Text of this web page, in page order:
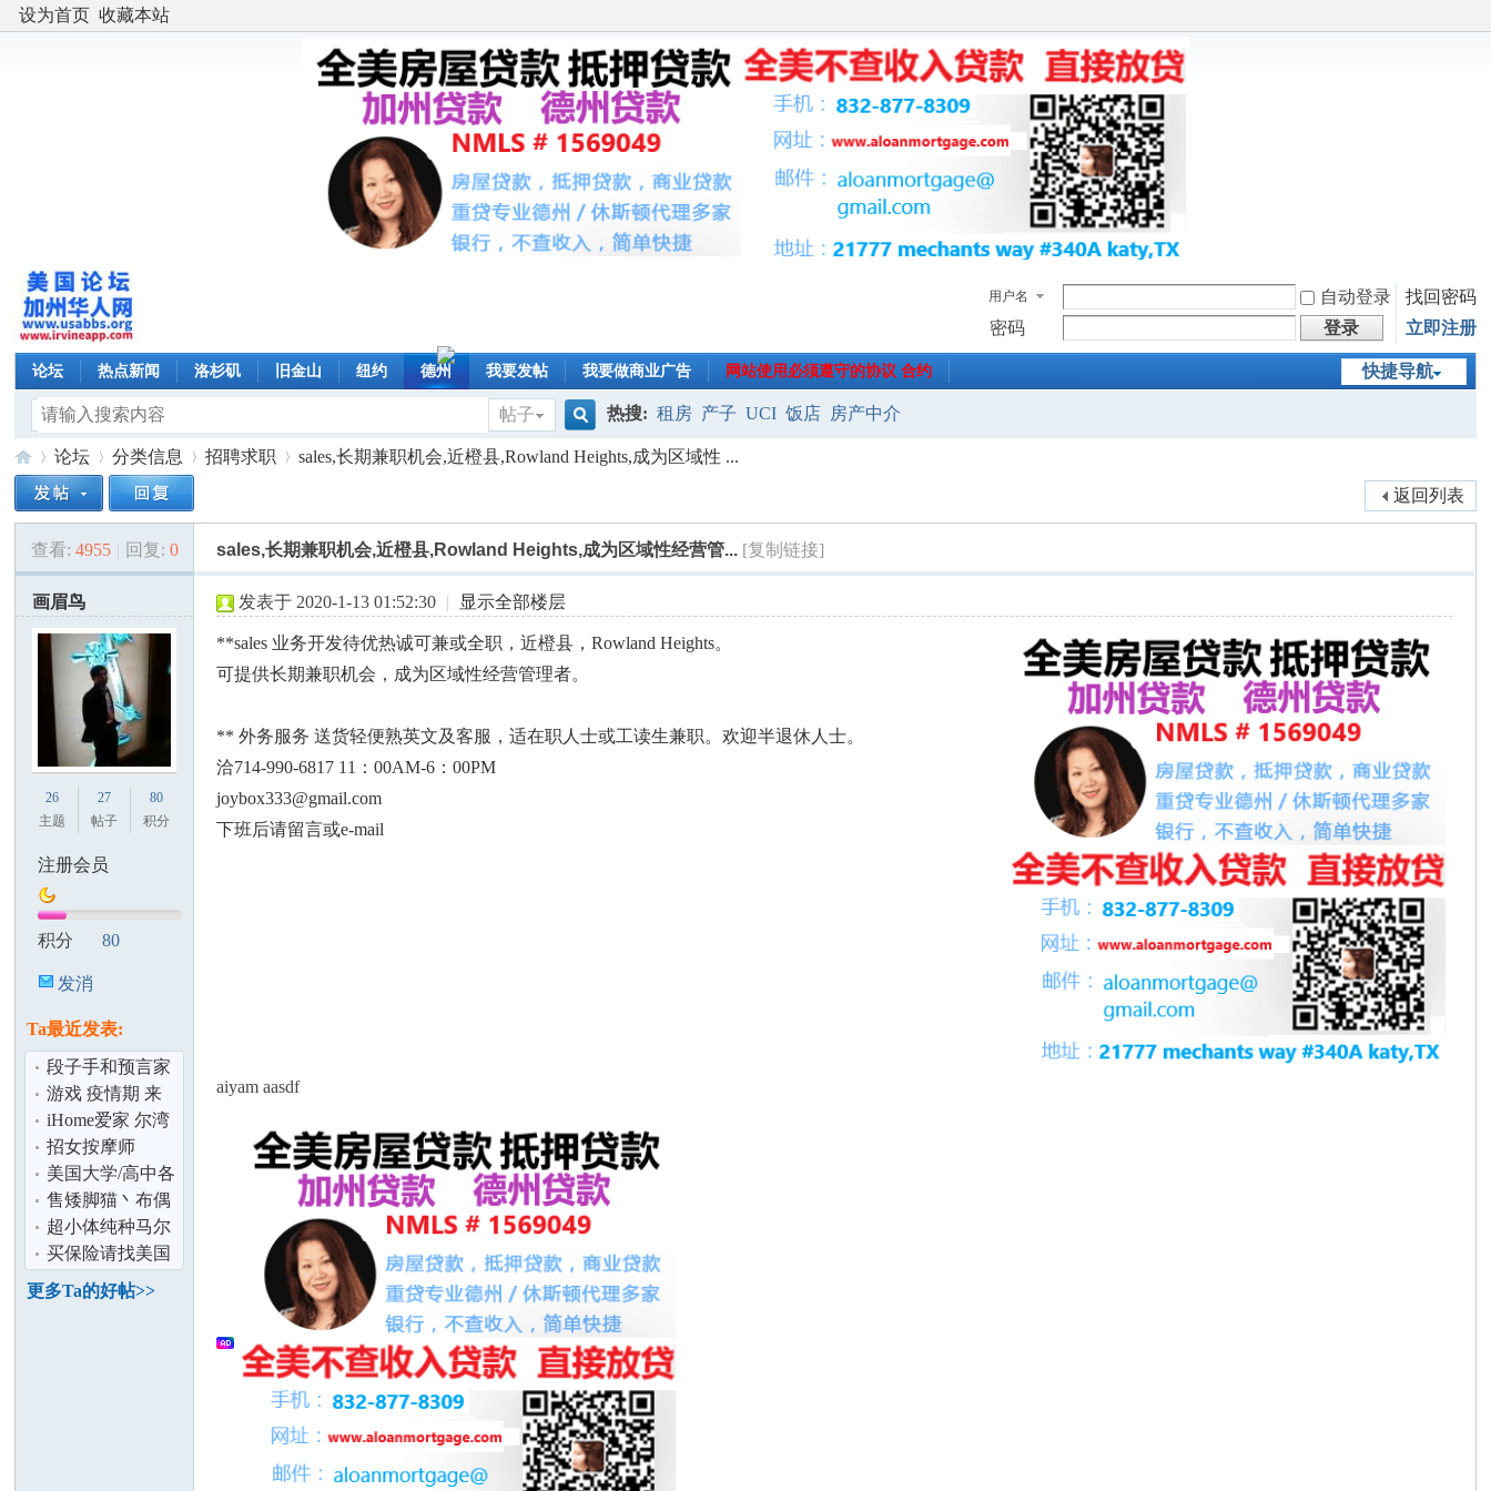
设为首页 收藏本站
用户名 自动登录
找回密码
密码
登录 立即注册
快捷导航
论坛 热点新闻 洛杉矶 旧金山 纽约 德州 我要发帖 我要做商业广告 网站使用必须遵守的协议 合约
帖子
搜
索
热搜: 租房 产子 UCI 饭店 房产中介
美
国
»
论坛
›
分类信息 招聘求职
›
sales,长期兼职机会,近橙县,Rowland Heights,成为区域性 ...
返回列表
查看: 4955 | 回复: 0 sales,长期兼职机会,近橙县,Rowland Heights,成为区域性经营管... [复制链接]
画眉鸟
26
主题
27
帖子
80
积分
注册会员
积分 80
发消
Ta最近发表:
段子手和预言家
游戏 疫情期 来
吃鸡啦
iHome爱家 尔湾
高级别墅出租
招女按摩师
美国大学/高中各
类数学课程辅导
(以及SAT/AP
售矮脚猫丶布偶
丶加菲丶柯基丶
韩系博美丶等
超小体纯种马尔
济斯 现货 可上门
1100
买保险请找美国
老牌大公司——
State Farm!
更多Ta的好帖>>
发表于 2020-1-13 01:52:30 | 显示全部楼层
**sales 业务开发待优热诚可兼或全职，近橙县，Rowland Heights。
可提供长期兼职机会，成为区域性经营管理者。
** 外务服务 送货轻便熟英文及客服，适在职人士或工读生兼职。欢迎半退休人士。
洽714-990-6817 11：00AM-6：00PM
joybox333@gmail.com
下班后请留言或e-mail
aiyam aasdf